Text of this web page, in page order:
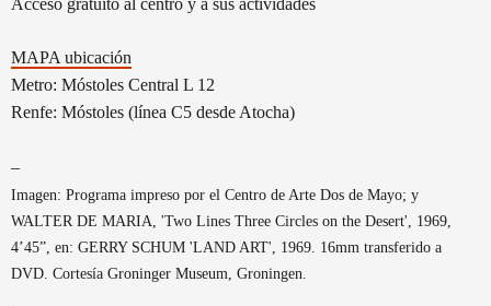
MAPA ubicación
Metro: Móstoles Central L 12
Renfe: Móstoles (línea C5 desde Atocha)
–
Imagen: Programa impreso por el Centro de Arte Dos de Mayo; y
WALTER DE MARIA, 'Two Lines Three Circles on the Desert', 1969,
4’45”, en: GERRY SCHUM 'LAND ART', 1969. 16mm transferido a
DVD. Cortesía Groninger Museum, Groningen.